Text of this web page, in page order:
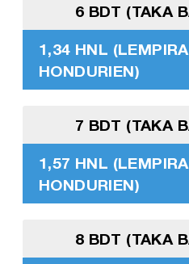
6 BDT (TAKA
1,34 HNL (LEMPIRA
HONDURIEN)
7 BDT (TAKA
1,57 HNL (LEMPIRA
HONDURIEN)
8 BDT (TAKA